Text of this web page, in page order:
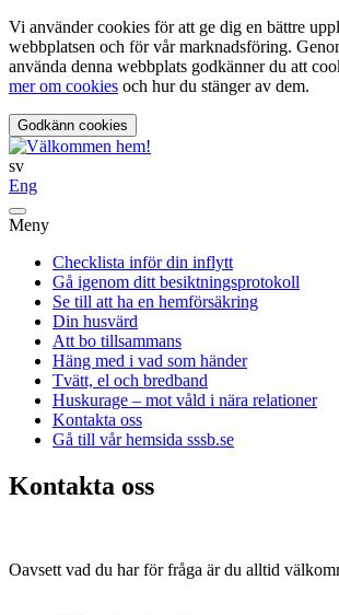
Vi använder cookies för att ge dig en bättre
webbplatsen och för vår marknadsföring.
använda denna webbplats godkänner du att
mer om cookies och hur du stänger av dem.
Godkänn cookies
sv
Eng
Meny
Checklista inför din inflytt
Gå igenom ditt besiktningsprotokoll
Se till att ha en hemförsäkring
Din husvärd
Att bo tillsammans
Häng med i vad som händer
Tvätt, el och bredband
Huskurage – mot våld i nära relationer
Kontakta oss
Gå till vår hemsida sssb.se
Kontakta oss
Oavsett vad du har för fråga är du alltid